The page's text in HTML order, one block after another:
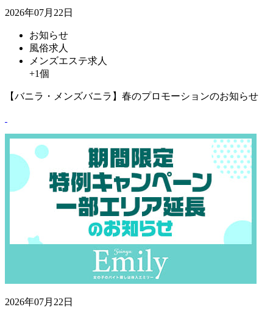
2026年07月22日
お知らせ
風俗求人
メンズエステ求人
+1個
【バニラ・メンズバニラ】春のプロモーションのお知らせ
2026年07月22日